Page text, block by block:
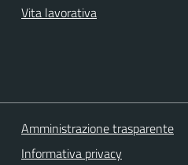
Vita lavorativa
Amministrazione trasparente
Informativa privacy